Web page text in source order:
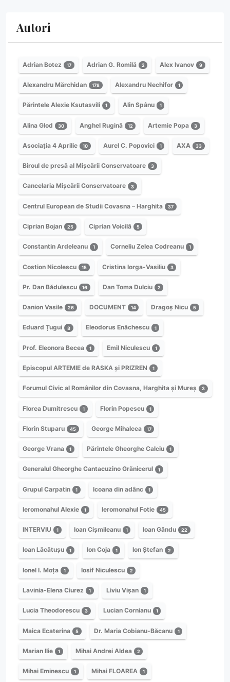
Autori
Adrian Botez 17 Adrian G. Romilă 2 Alex Ivanov 9
Alexandru Mărchidan 178 Alexandru Nechifor 1
Părintele Alexie Ksutasvili 1 Alin Spânu 1
Alina Glod 30 Anghel Rugină 12 Artemie Popa 3
Asociația 4 Aprilie 10 Aurel C. Popovici 1 AXA 33
Biroul de presă al Mișcării Conservatoare 3
Cancelaria Mișcării Conservatoare 3
Centrul European de Studii Covasna – Harghita 37
Ciprian Bojan 25 Ciprian Voicilă 5
Constantin Ardeleanu 1 Corneliu Zelea Codreanu 1
Costion Nicolescu 15 Cristina Iorga-Vasiliu 3
Pr. Dan Bădulescu 16 Dan Toma Dulciu 2
Danion Vasile 26 DOCUMENT 14 Dragoș Nicu 5
Eduard Țugui 8 Eleodorus Enăchescu 1
Prof. Eleonora Becea 1 Emil Niculescu 1
Episcopul ARTEMIE de RASKA și PRIZREN 1
Forumul Civic al Românilor din Covasna, Harghita și Mureș 3
Florea Dumitrescu 1 Florin Popescu 1
Florin Stuparu 45 George Mihalcea 17
George Vrana 1 Părintele Gheorghe Calciu 1
Generalul Gheorghe Cantacuzino Grănicerul 1
Grupul Carpatin 1 Icoana din adânc 1
Ieromonahul Alexie 1 Ieromonahul Fotie 45
INTERVIU 1 Ioan Cișmileanu 1 Ioan Gându 22
Ioan Lăcătușu 1 Ion Coja 1 Ion Ștefan 2
Ionel I. Moța 1 Iosif Niculescu 2
Lavinia-Elena Ciurez 1 Liviu Vișan 1
Lucia Theodorescu 3 Lucian Cornianu 1
Maica Ecaterina 5 Dr. Maria Cobianu-Băcanu 1
Marian Ilie 1 Mihai Andrei Aldea 2
Mihai Eminescu 1 Mihai FLOAREA 1